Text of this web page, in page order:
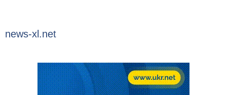
news-xl.net